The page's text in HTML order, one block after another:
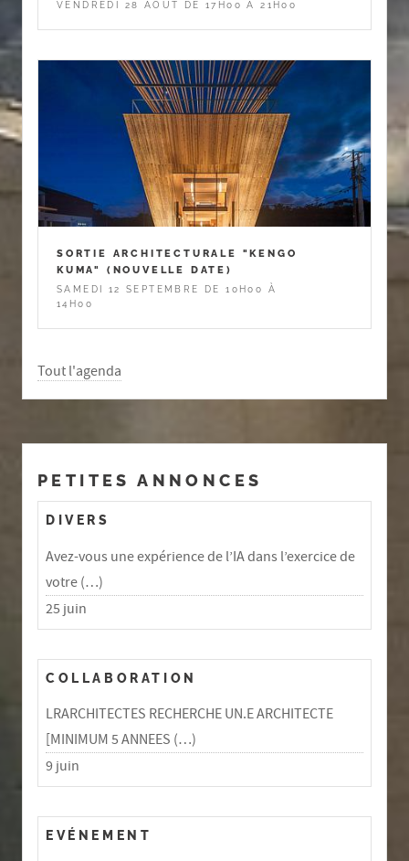
VENDREDI 28 AOÛT DE 17H00 À 21H00
SORTIE ARCHITECTURALE "KENGO
KUMA" (NOUVELLE DATE)
SAMEDI 12 SEPTEMBRE DE 10H00 À
14H00
Tout l'agenda
PETITES ANNONCES
DIVERS
Avez-vous une expérience de l’IA dans l’exercice de
votre (…)
25 juin
COLLABORATION
LRARCHITECTES RECHERCHE UN.E ARCHITECTE
[MINIMUM 5 ANNEES (…)
9 juin
EVÉNEMENT